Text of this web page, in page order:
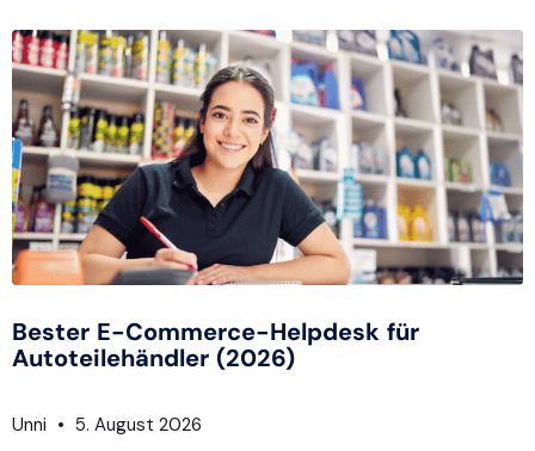
Bester E-Commerce-Helpdesk für
Autoteilehändler (2026)
Unni 5. August 2026